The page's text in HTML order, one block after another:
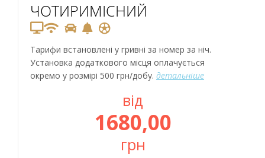
ЧОТИРИМІСНИЙ
Тарифи встановлені у гривні за номер за ніч.
Установка додаткового місця оплачується
окремо у розмірі 500 грн/добу. детальніше
від
1680,00
грн